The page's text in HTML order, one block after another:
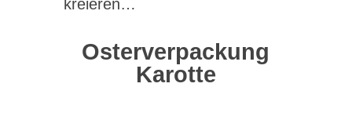
kreieren…
Osterverpackung
Karotte